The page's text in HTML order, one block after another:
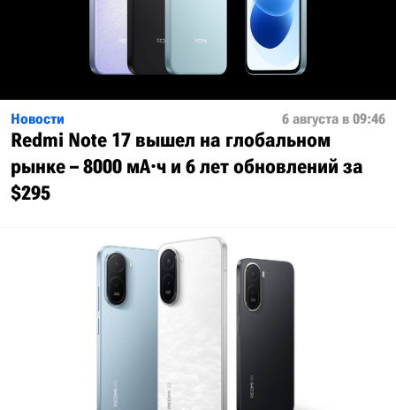
Новости 6 августа в 09:46
Redmi Note 17 вышел на глобальном
рынке – 8000 мА·ч и 6 лет обновлений за
$295